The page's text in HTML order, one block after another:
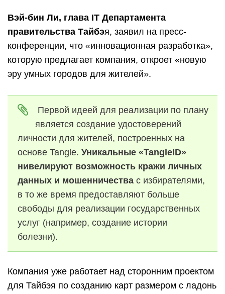
Вэй-бин Ли, глава IT Департамента
правительства Тайбэя, заявил на пресс-
конференции, что «инновационная разработка»,
которую предлагает компания, откроет «новую
эру умных городов для жителей».
Первой идеей для реализации по плану
является создание удостоверений
личности для жителей, построенных на
основе Tangle. Уникальные «TangleID»
нивелируют возможность кражи личных
данных и мошенничества с избирателями,
в то же время предоставляют больше
свободы для реализации государственных
услуг (например, создание истории
болезни).
Компания уже работает над сторонним проектом
для Тайбэя по созданию карт размером с ладонь